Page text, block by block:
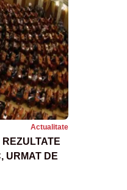
Actualitate
URMAT DE